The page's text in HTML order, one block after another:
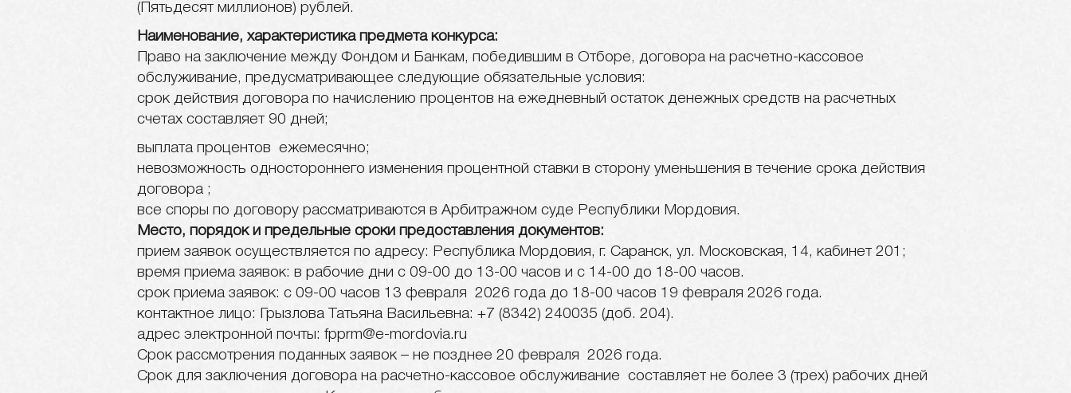
(Пятьдесят миллионов) рублей.
Наименование, характеристика предмета конкурса:
Право на заключение между Фондом и Банкам, победившим в Отборе, договора на расчетно-кассовое
обслуживание, предусматривающее следующие обязательные условия:
срок действия договора по начислению процентов на ежедневный остаток денежных средств на расчетных
счетах составляет 90 дней;
выплата процентов ежемесячно;
невозможность одностороннего изменения процентной ставки в сторону уменьшения в течение срока действия
договора ;
все споры по договору рассматриваются в Арбитражном суде Республики Мордовия.
Место, порядок и предельные сроки предоставления документов:
прием заявок осуществляется по адресу: Республика Мордовия, г. Саранск, ул. Московская, 14, кабинет 201;
время приема заявок: в рабочие дни с 09-00 до 13-00 часов и с 14-00 до 18-00 часов.
срок приема заявок: с 09-00 часов 13 февраля 2026 года до 18-00 часов 19 февраля 2026 года.
контактное лицо: Грызлова Татьяна Васильевна: +7 (8342) 240035 (доб. 204).
адрес электронной почты: fpprm@e-mordovia.ru
Срок рассмотрения поданных заявок – не позднее 20 февраля 2026 года.
Срок для заключения договора на расчетно-кассовое обслуживание составляет не более 3 (трех) рабочих дней